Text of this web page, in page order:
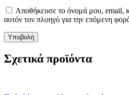
Αποθήκευσε το όνομά μου, email,
αυτόν τον πλοηγό για την επόμενη
Σχετικά προϊόντα